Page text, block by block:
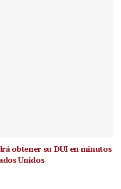
obtener su DUI en minutos
Unidos